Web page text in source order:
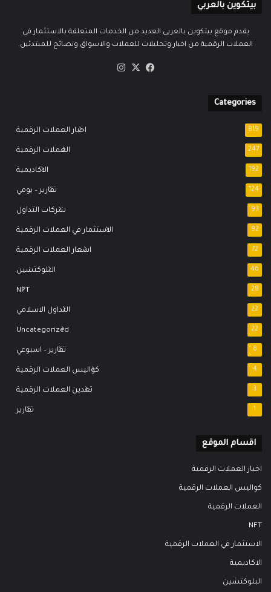
بيتكوين بالعربي
يقدم موقع بيتكوين بالعربي العديد من الخدمات المتعلقة بالاستثمار في
العملات الرقمية من اخبار وتحليلات للعملات والاسواق ونصائح للمبتدئين.
فيسبوك
‫X
Categories
اخبار العملات الرقمية 819
العملات الرقمية 247
الاكاديمية 192
تقارير – يومي 124
شركات التداول 93
الاستثمار في العملات الرقمية 92
اسعار العملات الرقمية 72
البلوكتشين 46
NFT 28
التداول الاسلامي 22
Uncategorized 22
تقارير – اسبوعي 8
كواليس العملات الرقمية 4
تعدين العملات الرقمية 3
تقارير 1
اقسام الموقع
اخبار العملات الرقمية
كواليس العملات الرقمية
العملات الرقمية
NFT
الاستثمار في العملات الرقمية
الاكاديمية
البلوكتشين